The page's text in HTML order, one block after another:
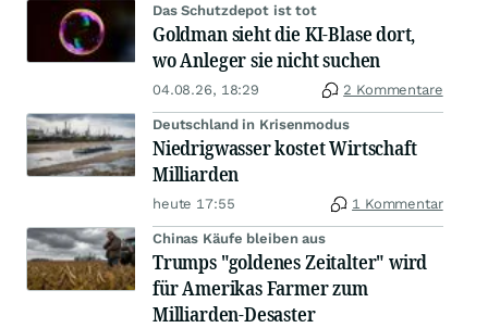
Das Schutzdepot ist tot
Goldman sieht die KI-Blase dort,
wo Anleger sie nicht suchen
04.08.26, 18:29 2 Kommentare
Deutschland in Krisenmodus
Niedrigwasser kostet Wirtschaft
Milliarden
heute 17:55 1 Kommentar
Chinas Käufe bleiben aus
Trumps "goldenes Zeitalter" wird
für Amerikas Farmer zum
Milliarden-Desaster